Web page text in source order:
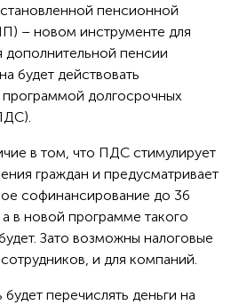
пенсионной
– новом инструменте для
пенсии
будет действовать
программой долгосрочных
в том, что ПДС стимулирует
граждан и предусматривает
софинансирование до 36
а в новой программе такого
Зато возможны налоговые
и для компаний.
будет перечислять деньги на